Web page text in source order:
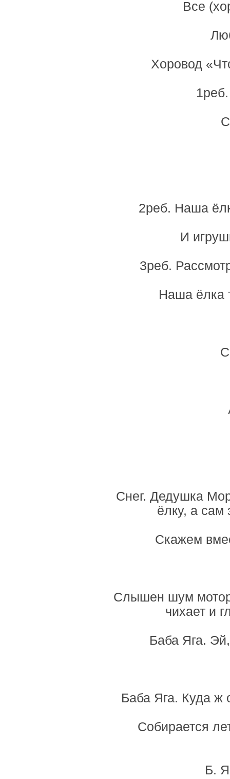
Все
Хоровод
2реб. Наша
И
3реб.
Наша ёлка
Снег. Дедушка
ёлку, а сам
Скажем
Слышен шум
чихает и
Баба Яга.
Баба Яга. Куда ж
Собирается
Б.